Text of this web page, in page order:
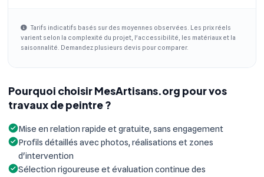
Tarifs indicatifs basés sur des moyennes observées. Les prix réels
varient selon la complexité du projet, l'accessibilité, les matériaux et la
saisonnalité. Demandez plusieurs devis pour comparer.
Pourquoi choisir MesArtisans.org pour vos
travaux de peintre ?
Mise en relation rapide et gratuite, sans engagement
Profils détaillés avec photos, réalisations et zones
d'intervention
Sélection rigoureuse et évaluation continue des